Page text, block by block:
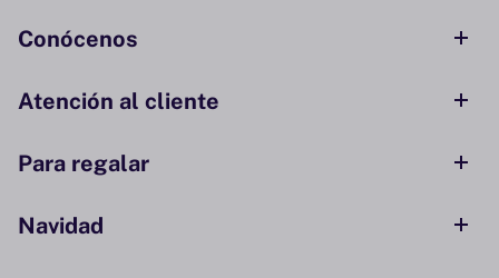
Conócenos
Atención al cliente
Para regalar
Navidad